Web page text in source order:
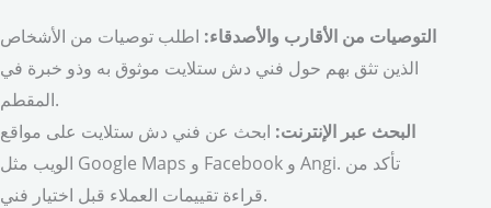
التوصيات من الأقارب والأصدقاء: اطلب توصيات من الأشخاص
الذين تثق بهم حول فني دش ستلايت موثوق به وذو خبرة في
المقطم.
البحث عبر الإنترنت: ابحث عن فني دش ستلايت على مواقع
الويب مثل Google Maps و Facebook و Angi. تأكد من
قراءة تقييمات العملاء قبل اختيار فني.